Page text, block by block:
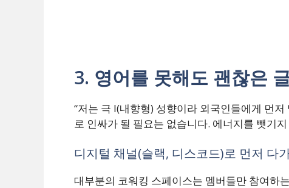
3. 영어를 못해도 괜찮은
“저는 극 I(내향형) 성향이라 외국인들에게 먼
로 인싸가 될 필요는 없습니다. 에너지를 뺏기
디지털 채널(슬랙, 디스코드)로 먼저 다
대부분의 코워킹 스페이스는 멤버들만 참여하